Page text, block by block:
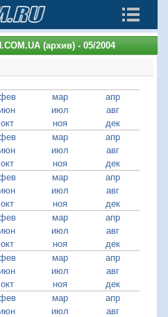
(архив) - 05/2004
мар
апр
июн июл
авг
окт ноя
дек
мар
апр
июн июл
авг
окт ноя
дек
мар
апр
июн июл
авг
окт ноя
дек
мар
апр
июн июл
авг
окт ноя
дек
мар
апр
июн июл
авг
окт ноя
дек
мар
апр
июн июл
авг